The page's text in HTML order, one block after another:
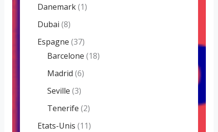
Danemark(1)
Dubai (8)
Espagne (37)
Barcelone (18)
Madrid (6)
Seville (3)
Tenerife (2)
Etats-Unis (11)